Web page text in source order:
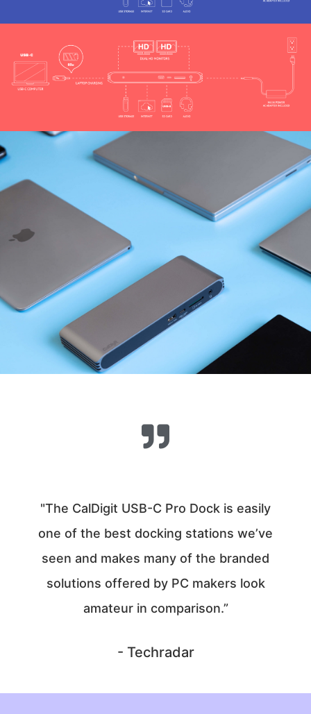
"The CalDigit USB-C Pro Dock is easily
one of the best docking stations we’ve
seen and makes many of the branded
solutions offered by PC makers look
amateur in comparison.”
- Techradar